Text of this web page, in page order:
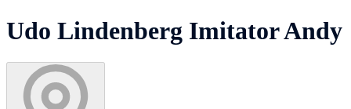
Udo Lindenberg Imitator Andy